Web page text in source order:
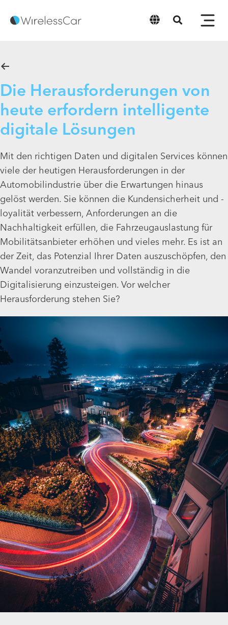
Die Herausforderungen von
heute erfordern intelligente
digitale Lösungen
Mit den richtigen Daten und digitalen Services können
viele der heutigen Herausforderungen in der
Automobilindustrie über die Erwartungen hinaus
gelöst werden. Sie können die Kundensicherheit und -
loyalität verbessern, Anforderungen an die
Nachhaltigkeit erfüllen, die Fahrzeugauslastung für
Mobilitätsanbieter erhöhen und vieles mehr. Es ist an
der Zeit, das Potenzial Ihrer Daten auszuschöpfen, den
Wandel voranzutreiben und vollständig in die
Digitalisierung einzusteigen. Vor welcher
Herausforderung stehen Sie?